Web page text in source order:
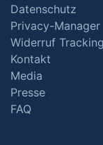
Datenschutz
Privacy-Manager
Widerruf
Kontakt
Media
Presse
FAQ